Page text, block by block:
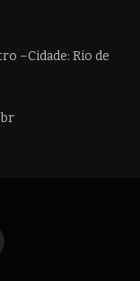
–Cidade: Rio de